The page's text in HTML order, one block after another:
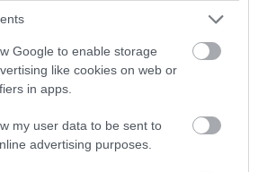
Google to enable storage
like cookies on web or
in apps.
my user data to be sent to
advertising purposes.
στη ΜΕΘ
για το νέο
ΕΙΔΗΣΕΙΣ ΕΥΒΟΙΑ